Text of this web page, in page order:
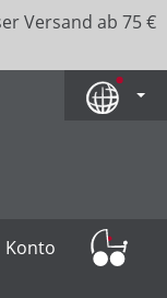
Versand ab 75 €
Konto